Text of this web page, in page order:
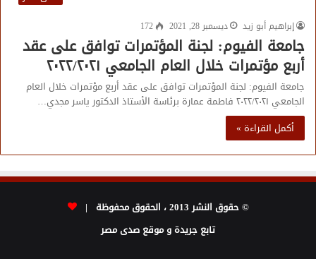
إبراهيم أبو زيد
ديسمبر 28, 2021 172
جامعة الفيوم: لجنة المؤتمرات توافق على عقد
أربع مؤتمرات خلال العام الجامعي ٢٠٢٢/٢٠٢١
جامعة الفيوم: لجنة المؤتمرات توافق على عقد أربع مؤتمرات خلال العام
الجامعي ٢٠٢٢/٢٠٢١ فاطمة عمارة برئاسة الأستاذ الدكتور ياسر مجدي…
أكمل القراءة »
© حقوق النشر 2013 ، الحقوق محفوظة |
تابع جريدة و موقع صدى مصر